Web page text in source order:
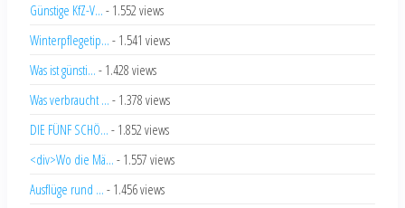
Günstige KfZ-V... - 1.552 views
Winterpflegetip... - 1.541 views
Was ist günsti... - 1.428 views
Was verbraucht ... - 1.378 views
DIE FÜNF SCHÖ... - 1.852 views
<div>Wo die Mä... - 1.557 views
Ausflüge rund ... - 1.456 views